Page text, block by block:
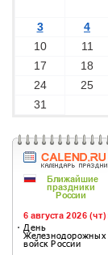
3
4
10
11
17
18
24
25
31